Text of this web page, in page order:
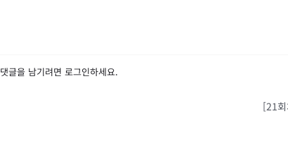
댓글을 남기려면 로그인하세요.
[21